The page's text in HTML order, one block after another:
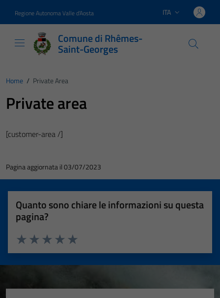
Regione Autonoma Valle d'Aosta Lingua attiva:
ITA
Comune di Rhêmes-
Saint-Georges
Home / Private Area
Private area
[customer-area /]
Pagina aggiornata il 03/07/2023
Quanto sono chiare le informazioni su questa
pagina?
Valuta 5 stelle su 5
Valuta 4 stelle su 5
Valuta 3 stelle su 5
Valuta 2 stelle su 5
Valuta 1 stelle su 5